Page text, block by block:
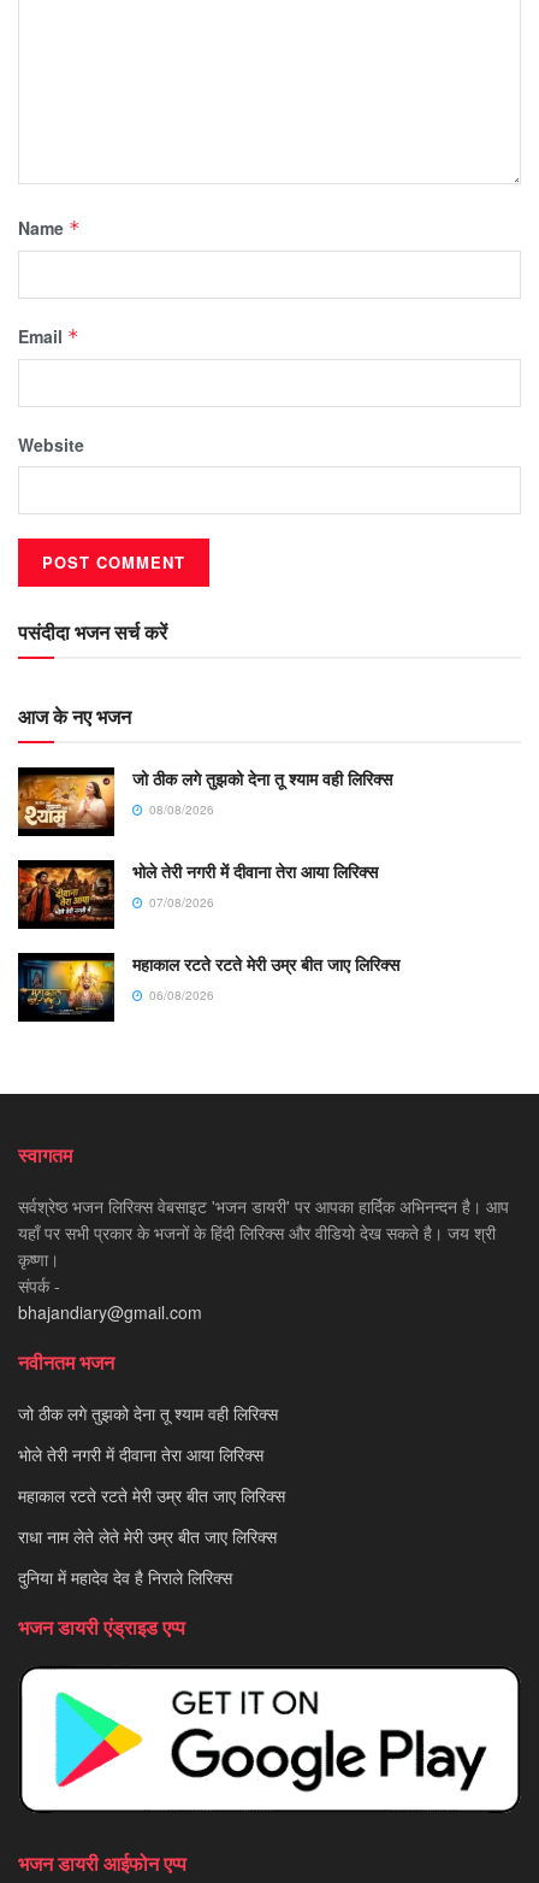
Name *
Email *
Website
पसंदीदा भजन सर्च करें
आज के नए भजन
जो ठीक लगे तुझको देना तू श्याम वही लिरिक्स
08/08/2026
भोले तेरी नगरी में दीवाना तेरा आया लिरिक्स
07/08/2026
महाकाल रटते रटते मेरी उम्र बीत जाए लिरिक्स
06/08/2026
स्वागतम
सर्वश्रेष्ठ भजन लिरिक्स वेबसाइट 'भजन डायरी' पर आपका हार्दिक अभिनन्दन है। आप
यहाँ पर सभी प्रकार के भजनों के हिंदी लिरिक्स और वीडियो देख सकते है। जय श्री
कृष्णा।
संपर्क -
bhajandiary@gmail.com
नवीनतम भजन
जो ठीक लगे तुझको देना तू श्याम वही लिरिक्स
भोले तेरी नगरी में दीवाना तेरा आया लिरिक्स
महाकाल रटते रटते मेरी उम्र बीत जाए लिरिक्स
राधा नाम लेते लेते मेरी उम्र बीत जाए लिरिक्स
दुनिया में महादेव देव है निराले लिरिक्स
भजन डायरी एंड्राइड एप्प
भजन डायरी आईफोन एप्प